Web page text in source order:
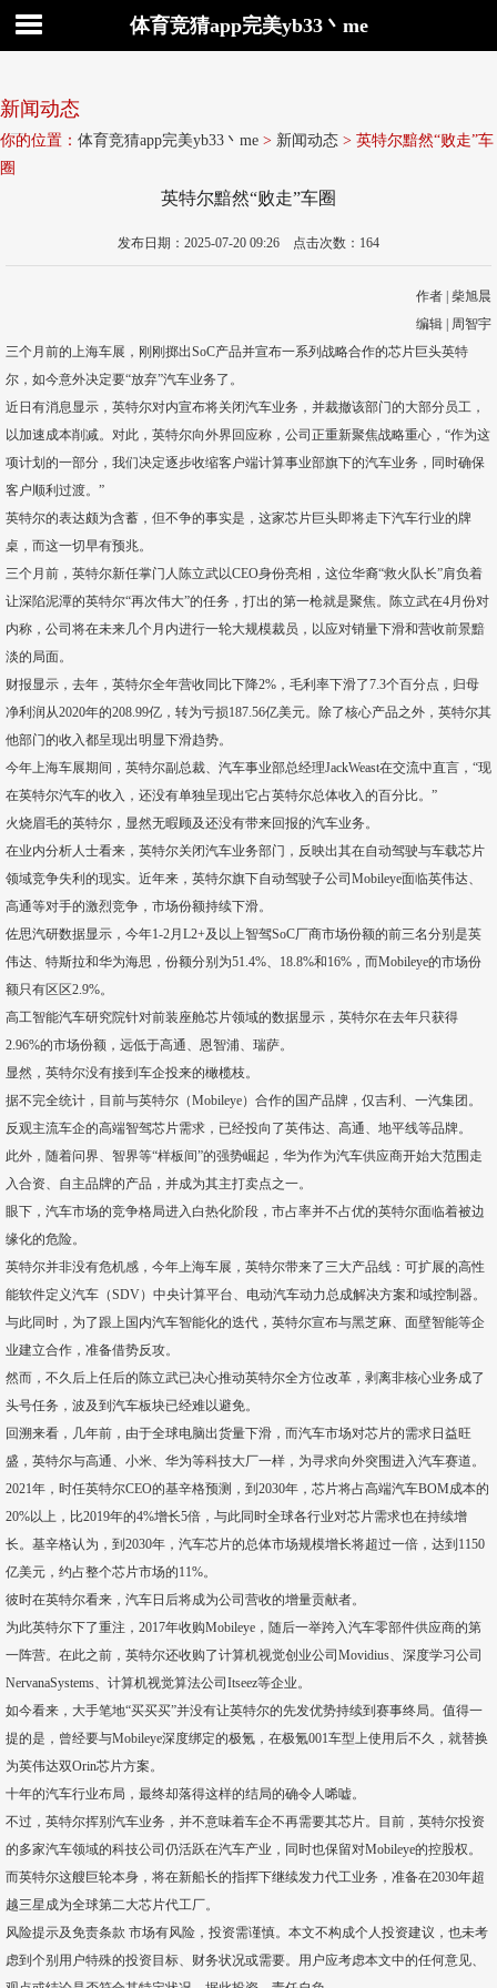
体育竞猜app完美yb33丶me
新闻动态
你的位置： 体育竞猜app完美yb33丶me > 新闻动态 > 英特尔黯然“败走”车
圈
英特尔黯然“败走”车圈
发布日期：2025-07-20 09:26 点击次数：164
作者 | 柴旭晨
编辑 | 周智宇
三个月前的上海车展，刚刚掷出SoC产品并宣布一系列战略合作的芯片巨头英特
尔，如今意外决定要“放弃”汽车业务了。
近日有消息显示，英特尔对内宣布将关闭汽车业务，并裁撤该部门的大部分员工，
以加速成本削减。对此，英特尔向外界回应称，公司正重新聚焦战略重心，“作为这
项计划的一部分，我们决定逐步收缩客户端计算事业部旗下的汽车业务，同时确保
客户顺利过渡。”
英特尔的表达颇为含蓄，但不争的事实是，这家芯片巨头即将走下汽车行业的牌
桌，而这一切早有预兆。
三个月前，英特尔新任掌门人陈立武以CEO身份亮相，这位华裔“救火队长”肩负着
让深陷泥潭的英特尔“再次伟大”的任务，打出的第一枪就是聚焦。陈立武在4月份对
内称，公司将在未来几个月内进行一轮大规模裁员，以应对销量下滑和营收前景黯
淡的局面。
财报显示，去年，英特尔全年营收同比下降2%，毛利率下滑了7.3个百分点，归母
净利润从2020年的208.99亿，转为亏损187.56亿美元。除了核心产品之外，英特尔其
他部门的收入都呈现出明显下滑趋势。
今年上海车展期间，英特尔副总裁、汽车事业部总经理JackWeast在交流中直言，“现
在英特尔汽车的收入，还没有单独呈现出它占英特尔总体收入的百分比。”
火烧眉毛的英特尔，显然无暇顾及还没有带来回报的汽车业务。
在业内分析人士看来，英特尔关闭汽车业务部门，反映出其在自动驾驶与车载芯片
领域竞争失利的现实。近年来，英特尔旗下自动驾驶子公司Mobileye面临英伟达、
高通等对手的激烈竞争，市场份额持续下滑。
佐思汽研数据显示，今年1-2月L2+及以上智驾SoC厂商市场份额的前三名分别是英
伟达、特斯拉和华为海思，份额分别为51.4%、18.8%和16%，而Mobileye的市场份
额只有区区2.9%。
高工智能汽车研究院针对前装座舱芯片领域的数据显示，英特尔在去年只获得
2.96%的市场份额，远低于高通、恩智浦、瑞萨。
显然，英特尔没有接到车企投来的橄榄枝。
据不完全统计，目前与英特尔（Mobileye）合作的国产品牌，仅吉利、一汽集团。
反观主流车企的高端智驾芯片需求，已经投向了英伟达、高通、地平线等品牌。
此外，随着问界、智界等“样板间”的强势崛起，华为作为汽车供应商开始大范围走
入合资、自主品牌的产品，并成为其主打卖点之一。
眼下，汽车市场的竞争格局进入白热化阶段，市占率并不占优的英特尔面临着被边
缘化的危险。
英特尔并非没有危机感，今年上海车展，英特尔带来了三大产品线：可扩展的高性
能软件定义汽车（SDV）中央计算平台、电动汽车动力总成解决方案和域控制器。
与此同时，为了跟上国内汽车智能化的迭代，英特尔宣布与黑芝麻、面壁智能等企
业建立合作，准备借势反攻。
然而，不久后上任后的陈立武已决心推动英特尔全方位改革，剥离非核心业务成了
头号任务，波及到汽车板块已经难以避免。
回溯来看，几年前，由于全球电脑出货量下滑，而汽车市场对芯片的需求日益旺
盛，英特尔与高通、小米、华为等科技大厂一样，为寻求向外突围进入汽车赛道。
2021年，时任英特尔CEO的基辛格预测，到2030年，芯片将占高端汽车BOM成本的
20%以上，比2019年的4%增长5倍，与此同时全球各行业对芯片需求也在持续增
长。基辛格认为，到2030年，汽车芯片的总体市场规模增长将超过一倍，达到1150
亿美元，约占整个芯片市场的11%。
彼时在英特尔看来，汽车日后将成为公司营收的增量贡献者。
为此英特尔下了重注，2017年收购Mobileye，随后一举跨入汽车零部件供应商的第
一阵营。在此之前，英特尔还收购了计算机视觉创业公司Movidius、深度学习公司
NervanaSystems、计算机视觉算法公司Itseez等企业。
如今看来，大手笔地“买买买”并没有让英特尔的先发优势持续到赛事终局。值得一
提的是，曾经要与Mobileye深度绑定的极氪，在极氪001车型上使用后不久，就替换
为英伟达双Orin芯片方案。
十年的汽车行业布局，最终却落得这样的结局的确令人唏嘘。
不过，英特尔挥别汽车业务，并不意味着车企不再需要其芯片。目前，英特尔投资
的多家汽车领域的科技公司仍活跃在汽车产业，同时也保留对Mobileye的控股权。
而英特尔这艘巨轮本身，将在新船长的指挥下继续发力代工业务，准备在2030年超
越三星成为全球第二大芯片代工厂。
风险提示及免责条款 市场有风险，投资需谨慎。本文不构成个人投资建议，也未考
虑到个别用户特殊的投资目标、财务状况或需要。用户应考虑本文中的任何意见、